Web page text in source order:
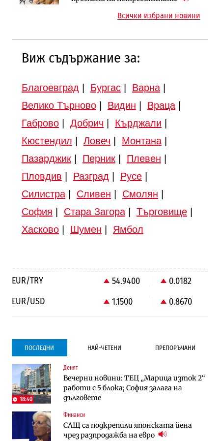
Всички избрани новини
Виж съдържание за:
Благоевград Бургас| Варна|
Велико Търново| Видин Враца|
Габрово| Добрич Кърджали
Кюстендил
Ловеч Монтана|
Пазарджик| Перник| Плевен
Пловдив
Разград Русе|
Силистра| Сливен Смолян
София
Стара Загора| Търговище|
Хасково| Шумен Ямбол
EUR/TRY 54.9400
0.0182
EUR/USD
1.1500 0.8670
ПОСЛЕДНИ НАЙ-ЧЕТЕНИ ПРЕПОРЪЧАНИ
18:40
Денят
Вечерни новини: ТЕЦ „Марица изток 2“
работи с 5 блока; София залага на
дълговете
Финанси
САЩ са подкрепили японската йена
чрез разпродажба на евро
Градоустройство
Столична община избра изпълнител за
преместването на трамвайното
трасе по бул. „Скобелев“
Компании
Vivacom предлага над 150 устройства с
90% отстъпка през август
Компании
Vivacom предлага над 150 устройства с
90% отстъпка през август
To:know
Последни дни с обозначаване на цените
в лева: Какво предстои?